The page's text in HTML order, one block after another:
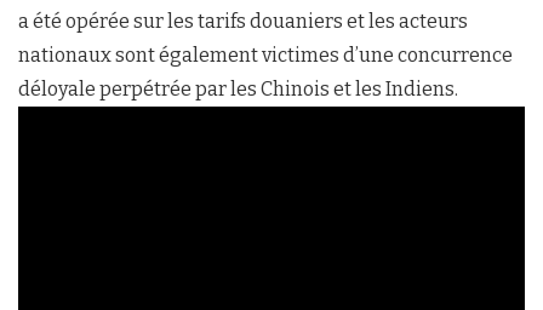
a été opérée sur les tarifs douaniers et les acteurs
nationaux sont également victimes d’une concurrence
déloyale perpétrée par les Chinois et les Indiens.